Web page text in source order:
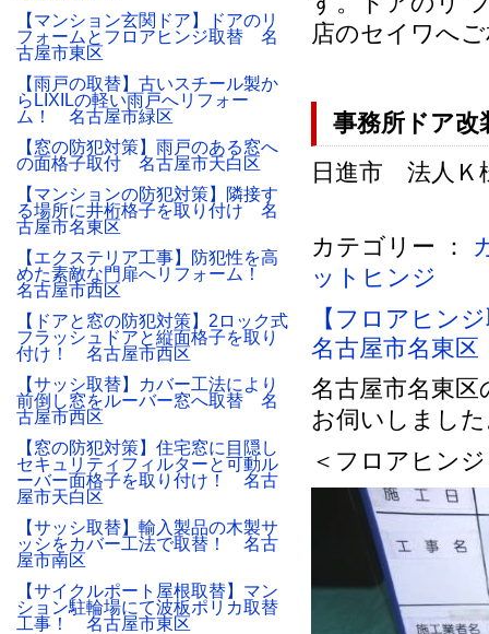
店のセイワへ
事務所ドア
日進市 法人Ｋ
カテゴリー ：
ットヒンジ
【フロアヒ
名古屋市名東区
名古屋市名東
お伺いしまし
＜フロアヒン
【マンション玄関ドア】ドアのリ
フォームとフロアヒンジ取替 名
古屋市東区
【雨戸の取替】古いスチール製か
らLIXILの軽い雨戸へリフォー
ム！ 名古屋市緑区
【窓の防犯対策】雨戸のある窓へ
の面格子取付 名古屋市天白区
【マンションの防犯対策】隣接す
る場所に井桁格子を取り付け 名
古屋市名東区
【エクステリア工事】防犯性を高
めた素敵な門扉へリフォーム！
名古屋市西区
【ドアと窓の防犯対策】2ロック式
フラッシュドアと縦面格子を取り
付け！ 名古屋市西区
【サッシ取替】カバー工法により
前倒し窓をルーバー窓へ取替 名
古屋市西区
【窓の防犯対策】住宅窓に目隠し
セキュリティフィルターと可動ル
ーバー面格子を取り付け！ 名古
屋市天白区
【サッシ取替】輸入製品の木製サ
ッシをカバー工法で取替！ 名古
屋市南区
【サイクルポート屋根取替】マン
ション駐輪場にて波板ポリカ取替
工事！ 名古屋市東区